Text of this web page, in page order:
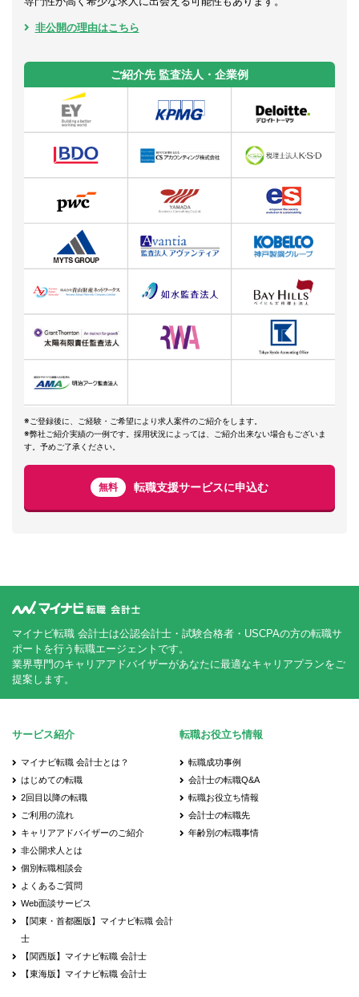
非公開の理由はこちら
ご紹介先 監査法人・企業例
※ご登録後に、ご経験・ご希望により求人案件のご紹介をします。
※弊社ご紹介実績の一例です。採用状況によっては、ご紹介出来ない場合もございま
す。予めご了承ください。
無料 転職支援サービスに申込む
マイナビ転職 会計士は公認会計士・試験合格者・USCPAの方の転職サ
ポートを行う転職エージェントです。
業界専門のキャリアアドバイザーがあなたに最適なキャリアプランをご
提案します。
サービス紹介
マイナビ転職 会計士とは？
はじめての転職
2回目以降の転職
ご利用の流れ
キャリアアドバイザーのご紹介
非公開求人とは
個別転職相談会
よくあるご質問
Web面談サービス
【関東・首都圏版】マイナビ転職 会計
士
【関西版】マイナビ転職 会計士
【東海版】マイナビ転職 会計士
転職お役立ち情報
転職成功事例
会計士の転職Q&A
転職お役立ち情報
会計士の転職先
年齢別の転職事情